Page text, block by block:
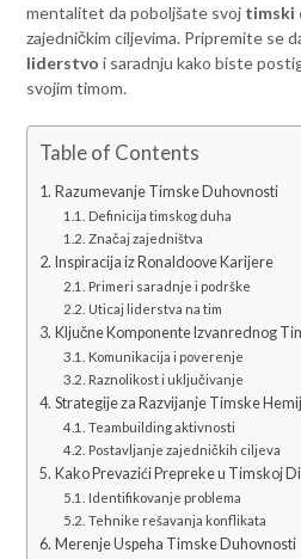
mentalitet da poboljšate svoj timski
zajedničkim ciljevima. Pripremite se
liderstvo i saradnju kako biste
svojim timom.
Table of Contents
Razumevanje Timske Duhovnosti
Definicija timskog duha
Značaj zajedništva
Inspiracija iz Ronaldoove Karijere
Primeri saradnje i podrške
Uticaj liderstva na tim
Ključne Komponente Izvanrednog
Komunikacija i poverenje
Raznolikost i uključivanje
Strategije za Razvijanje Timske
Teambuilding aktivnosti
Postavljanje zajedničkih ciljeva
Kako Prevazići Prepreke u Timskoj
Identifikovanje problema
Tehnike rešavanja konflikata
Merenje Uspeha Timske Duhovnosti